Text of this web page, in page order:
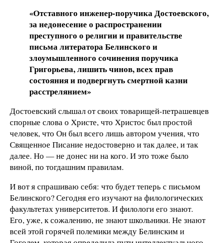
«Отставного инженер-поручика Достоевского,
за недонесение о распространении
преступного о религии и правительстве
письма литератора Белинского и
злоумышленного сочинения поручика
Григорьева, лишить чинов, всех прав
состояния и подвергнуть смертной казни
расстрелянием»
Достоевский слышал от своих товарищей-петрашевцев
спорные слова о Христе, что Христос был простой
человек, что Он был всего лишь автором учения, что
Священное Писание недостоверно и так далее, и так
далее. Но — не донес ни на кого. И это тоже было
виной, по тогдашним правилам.
И вот я спрашиваю себя: что будет теперь с письмом
Белинского? Сегодня его изучают на филологических
факультетах университетов. И филологи его знают.
Его, уже, к сожалению, не знают школьники. Не знают
всей этой горячей полемики между Белинским и